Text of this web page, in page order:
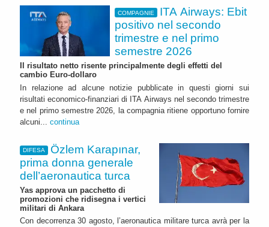
COMPAGNIE
ITA Airways: Ebit
positivo nel secondo
trimestre e nel primo
semestre 2026
Il risultato netto risente principalmente degli effetti del
cambio Euro-dollaro
In relazione ad alcune notizie pubblicate in questi giorni sui
risultati economico-finanziari di ITA Airways nel secondo trimestre
e nel primo semestre 2026, la compagnia ritiene opportuno fornire
alcuni... continua
DIFESA
Özlem Karapınar,
prima donna generale
dell’aeronautica turca
Yas approva un pacchetto di
promozioni che ridisegna i vertici
militari di Ankara
Con decorrenza 30 agosto, l’aeronautica militare turca avrà per la